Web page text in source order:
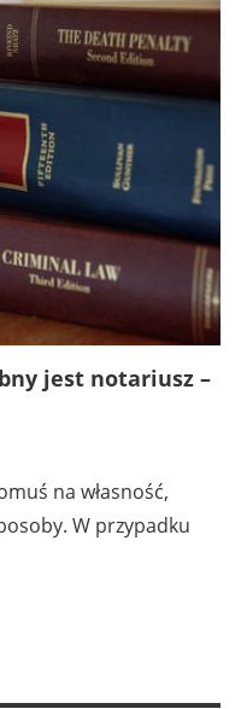
jest notariusz –
na własność,
W przypadku